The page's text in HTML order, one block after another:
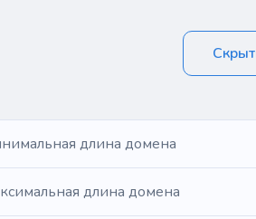
длина домена
длина домена